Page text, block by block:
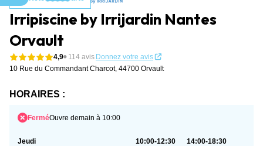
Aller au contenu
Irripiscine by Irrijardin Nantes
Orvault
4,9 114 avis Donnez votre avis
10 Rue du Commandant Charcot, 44700 Orvault
HORAIRES :
FerméOuvre demain à 10:00
Jeudi 10:00-12:30
14:00-18:30